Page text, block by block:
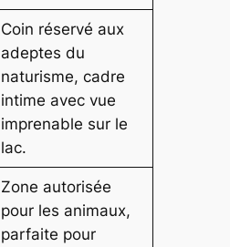
Coin réservé aux
adeptes du
naturisme, cadre
intime avec vue
imprenable sur le
lac.
Zone autorisée
pour les animaux,
parfaite pour